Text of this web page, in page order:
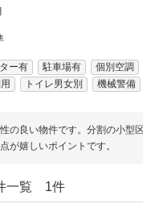
ー有 駐車場有 個別空調
トイレ男女別 機械警備
の良い物件です。分割の小型
が嬉しいポイントです。
一覧 1件